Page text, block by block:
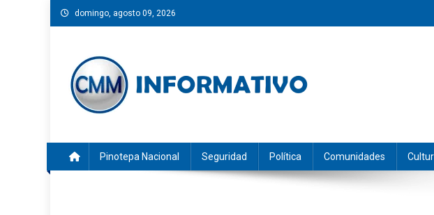
Saltar
al
domingo, agosto 09, 2026
Pinotepa Nacional Seguridad Política Comunidades